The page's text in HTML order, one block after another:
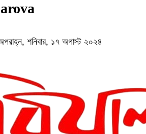
শনিবার, ১৭ অগাস্ট ২০২৪